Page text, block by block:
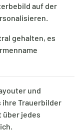
auf der
gehalten, es
und
ihre Trauerbilder
über jedes